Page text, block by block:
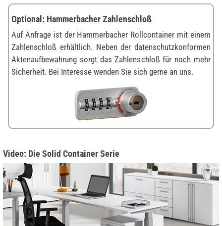
Optional: Hammerbacher Zahlenschloß
Auf Anfrage ist der Hammerbacher Rollcontainer mit einem
Zahlenschloß erhältlich. Neben der datenschutzkonformen
Aktenaufbewahrung sorgt das Zahlenschloß für noch mehr
Sicherheit. Bei Interesse wenden Sie sich gerne an uns.
Video: Die Solid Container Serie